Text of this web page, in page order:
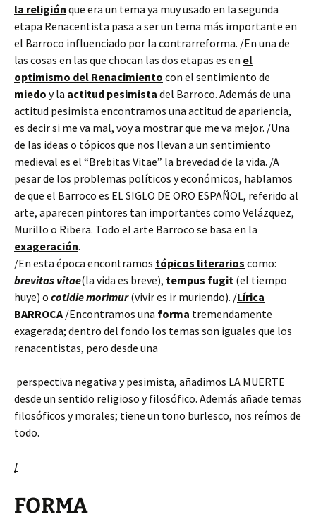
la religión que era un tema ya muy usado en la segunda
etapa Renacentista pasa a ser un tema más importante en
el Barroco influenciado por la contrarreforma. /En una de
las cosas en las que chocan las dos etapas es en el
optimismo del Renacimiento con el sentimiento de
miedo y la actitud pesimista del Barroco. Además de una
actitud pesimista encontramos una actitud de apariencia,
es decir si me va mal, voy a mostrar que me va mejor. /Una
de las ideas o tópicos que nos llevan a un sentimiento
medieval es el “Brebitas Vitae” la brevedad de la vida. /A
pesar de los problemas políticos y económicos, hablamos
de que el Barroco es EL SIGLO DE ORO ESPAÑOL, referido al
arte, aparecen pintores tan importantes como Velázquez,
Murillo o Ribera. Todo el arte Barroco se basa en la
exageración.
/En esta época encontramos tópicos literarios como:
brevitas vitae(la vida es breve), tempus fugit (el tiempo
huye) o cotidie morimur(vivir es ir muriendo). /Lírica
BARROCA/Encontramos una forma tremendamente
exagerada; dentro del fondo los temas son iguales que los
renacentistas, pero desde una
perspectiva negativa y pesimista, añadimos LA MUERTE
desde un sentido religioso y filosófico. Además añade temas
filosóficos y morales; tiene un tono burlesco, nos reímos de
todo.
/
FORMA